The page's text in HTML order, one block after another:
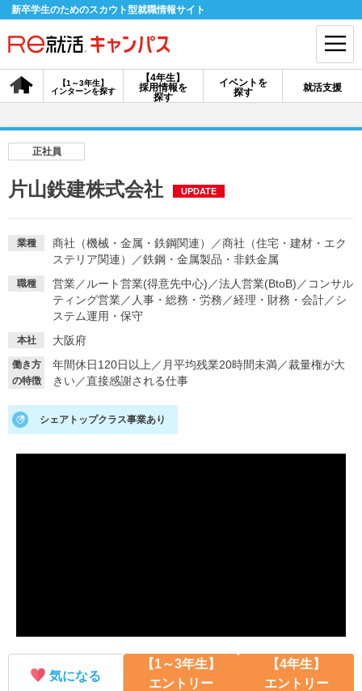
新卒学生のためのスカウト型就職情報サイト
【4年生】
採用情報を
探す
【1～3年生】
インターンを探す
イベントを
探す
就活支援
会員登録 ログイン
採用情報を探す
説明会を探す
インターンを探す
イベントを探す スカウト お知らせ
就活ノウハウ・サポート
就活ノウハウが満載！
適職診断 就活チャンネル
正社員
片山鉄建株式会社 UPDATE
業種 商社（機械・金属・鉄鋼関連） ／商社（住宅・建材・エク
ステリア関連）
／鉄鋼・金属製品・非鉄金属
職種 営業／ ルート営業(得意先中心) ／法人営業(BtoB) ／ コンサル
ティング営業／ 人事・総務・労務 ／経理・財務・会計／シ
ステム運用・保守
本社 大阪府
働き方
の特徴
年間休日120日以上 ／ 月平均残業20時間未満／裁量権が大
きい／直接感謝される仕事
シェアトップクラス事業あり
気になる
【1～3年生】
エントリー
【4年生】
エントリー